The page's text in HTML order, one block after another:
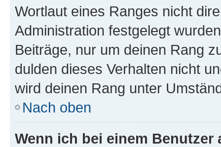
Wortlaut eines Ranges nicht
Administration festgelegt
Beiträge, nur um deinen Rang
dulden dieses Verhalten nicht
wird deinen Rang unter
Nach oben
Wenn ich bei einem